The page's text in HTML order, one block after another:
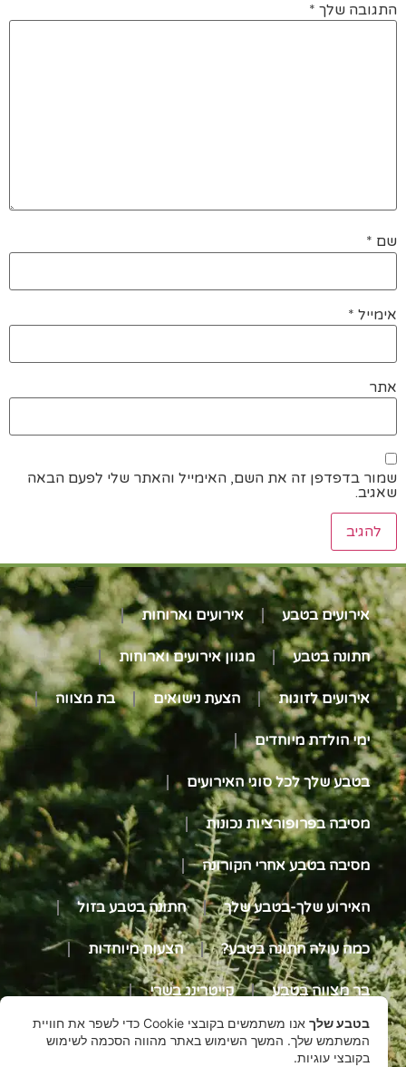
התגובה שלך *
שם *
אימייל *
אתר
שמור בדפדפן זה את השם, האימייל והאתר שלי לפעם הבאה
שאגיב.
אירועים בטבע אירועים וארוחות
חתונה בטבע מגוון אירועים וארוחות
אירועים לזוגות הצעת נישואים בת מצווה
ימי הולדת מיוחדים
בטבע שלך לכל סוגי האירועים
מסיבה בפרופורציות נכונות
מסיבה בטבע אחרי הקורונה
האירוע שלך-בטבע שלך חתונה בטבע בזול
כמה עולה חתונה בטבע? הצעות מיוחדות
בר מצווה בטבע קייטרינג בשרי
קייטרינג חלבי
בטבע שלך
אנו משתמשים בקובצי Cookie כדי לשפר את חוויית
המשתמש שלך. המשך השימוש באתר מהווה הסכמה לשימוש
בקובצי עוגיות.